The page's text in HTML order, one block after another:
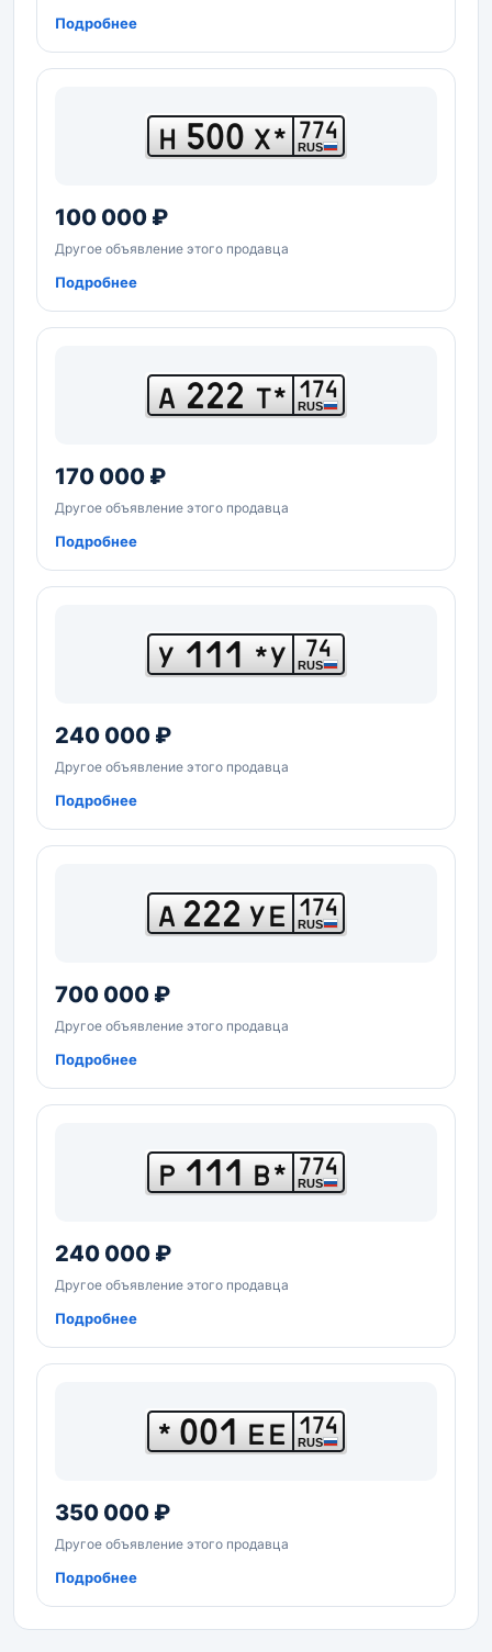
Подробнее
Н 500 Х* 774
RUS
100 000 ₽
Другое объявление этого продавца
Подробнее
А 222 Т* 174
RUS
170 000 ₽
Другое объявление этого продавца
Подробнее
У 111 *У 74
RUS
240 000 ₽
Другое объявление этого продавца
Подробнее
А 222 УЕ 174
RUS
700 000 ₽
Другое объявление этого продавца
Подробнее
Р 111 В* 774
RUS
240 000 ₽
Другое объявление этого продавца
Подробнее
* 001 ЕЕ 174
RUS
350 000 ₽
Другое объявление этого продавца
Подробнее